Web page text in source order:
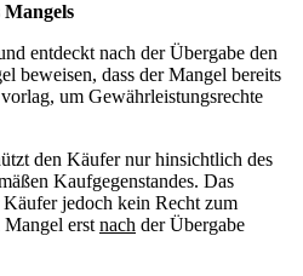
Mangels
entdeckt nach der Übergabe den
beweisen, dass der Mangel bereits
um Gewährleistungsrechte
den Käufer nur hinsichtlich des
Kaufgegenstandes. Das
jedoch kein Recht zum
Mangel erst nach der Übergabe